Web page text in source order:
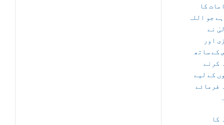
کا
جو اللہ
نے
اور
کے ساتھ
کرنے
کے لیے
فرمائے
کا